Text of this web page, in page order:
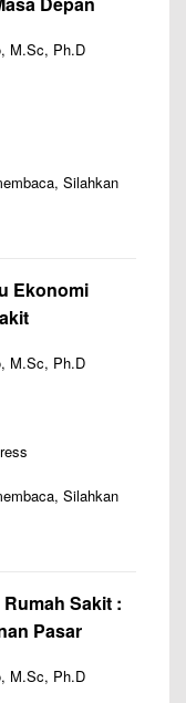
M.Sc, Ph.D
Silahkan
Ekonomi
M.Sc, Ph.D
Silahkan
Sakit :
Pasar
M.Sc, Ph.D